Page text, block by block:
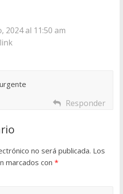
2024 al 11:50 am
Responder
no será publicada. Los
marcados con *